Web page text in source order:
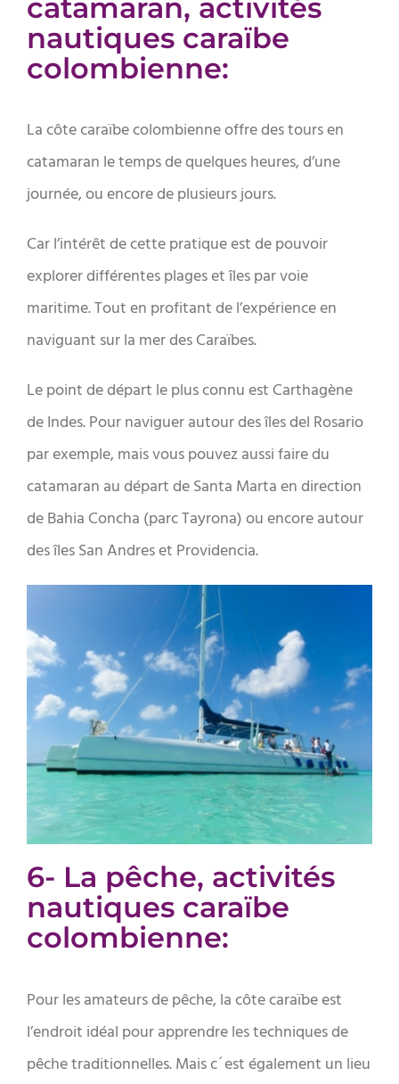
catamaran, activités
nautiques caraïbe
colombienne:
La côte caraïbe colombienne offre des tours en
catamaran le temps de quelques heures, d’une
journée, ou encore de plusieurs jours.
Car l’intérêt de cette pratique est de pouvoir
explorer différentes plages et îles par voie
maritime. Tout en profitant de l’expérience en
naviguant sur la mer des Caraïbes.
Le point de départ le plus connu est Carthagène
de Indes. Pour naviguer autour des îles del Rosario
par exemple, mais vous pouvez aussi faire du
catamaran au départ de Santa Marta en direction
de Bahia Concha (parc Tayrona) ou encore autour
des îles San Andres et Providencia.
6- La pêche, activités
nautiques caraïbe
colombienne:
Pour les amateurs de pêche, la côte caraïbe est
l’endroit idéal pour apprendre les techniques de
pêche traditionnelles. Mais c´est également un lieu